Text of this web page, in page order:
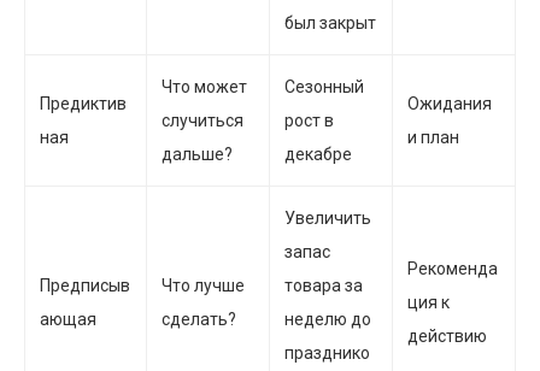
был закрыт
Предиктив
ная
Что может
случиться
дальше?
Сезонный
рост в
декабре
Ожидания
и план
Предписыв
ающая
Что лучше
сделать?
Увеличить
запас
товара за
неделю до
празднико
Рекоменда
ция к
действию